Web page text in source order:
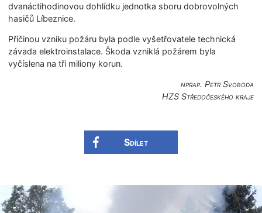
dvanáctihodinovou dohlídku jednotka sboru dobrovolných
hasičů Líbeznice.
Příčinou vzniku požáru byla podle vyšetřovatele technická
závada elektroinstalace. Škoda vzniklá požárem byla
vyčíslena na tři miliony korun.
nprap. Petr Svoboda
HZS Středočeského kraje
Sdílet